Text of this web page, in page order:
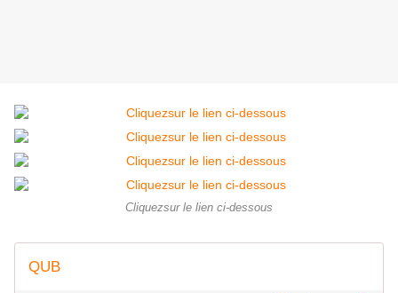
Cliquezsur le lien ci-dessous
QUB